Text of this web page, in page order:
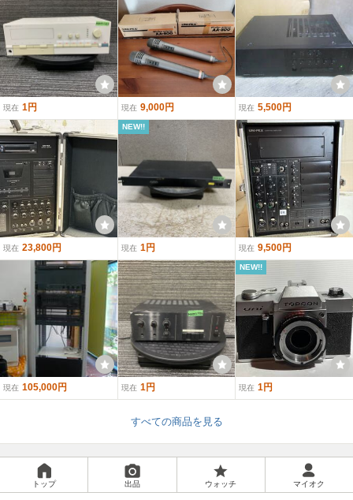
現在 1円 現在 9,000円 現在 5,500円
現在 23,800円
NEW!!
現在 1円 現在 9,500円
現在 105,000円 現在 1円
NEW!!
現在 1円
すべての商品を見る
トップ 出品 ウォッチ マイオク